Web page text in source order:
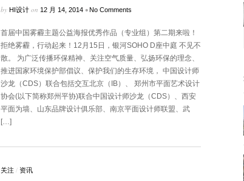
by HI设计on 12 月 14, 2014 •No Comments
首届中国雾霾主题公益海报优秀作品（专业组）第二期来啦！
拒绝雾霾，行动起来！12月15日，银河SOHO D座中庭 不见不
散。 为广泛传播环保精神、关注空气质量、弘扬环保的理念、
推进国家环境保护部倡议、保护我们的生存环境， 中国设计师
沙龙（CDS）联合包括交互北京（IB）、 郑州市平面艺术设计
协会(以下简称郑州平协)联合中国设计师沙龙（CDS）、西安
平面为墙、山东品牌设计俱乐部、南京平面设计师联盟、武
[…]
关注/ 资讯